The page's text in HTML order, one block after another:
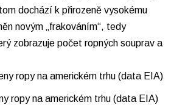
dochází k přirozeně vysokému
novým „frakováním“, tedy
zobrazuje počet ropných souprav a
ropy na americkém trhu (data EIA)